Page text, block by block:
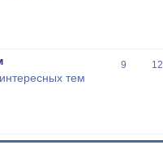
тем
9